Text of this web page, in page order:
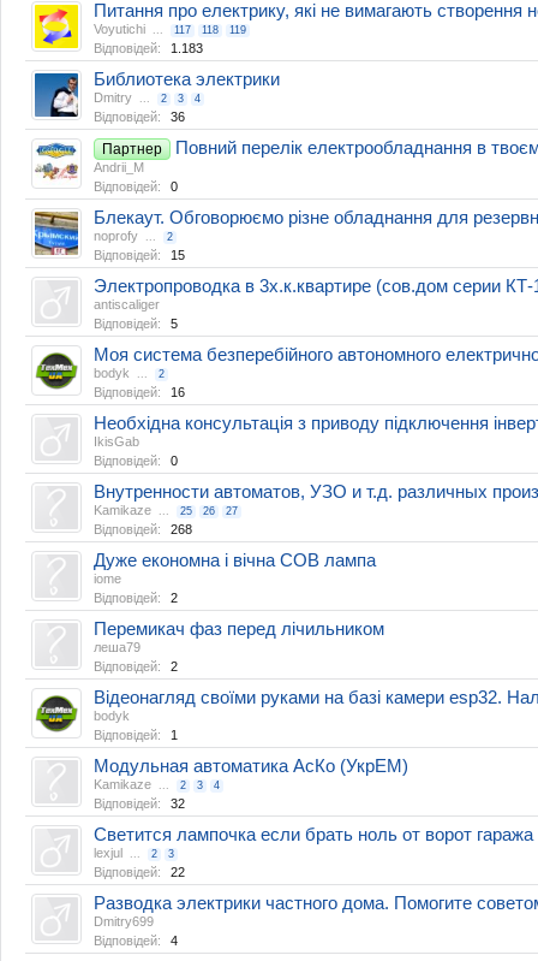
Питання про електрику, які не вимагають створення
Voyutichi ... 117 118 119
Відповідей: 1.183
Библиотека электрики
Dmitry ... 2 3 4
Відповідей: 36
Партнер Повний перелік електрообладнання в
Andrii_M
Відповідей:
0
Блекаут. Обговорюємо різне обладнання для
noprofy ... 2
Відповідей: 15
Электропроводка в 3х.к.квартире (сов.дом серии КТ-
antiscaliger
Відповідей:
5
Моя система безперебійного автономного
bodyk ... 2
Відповідей: 16
Необхідна консультація з приводу підключення
IkisGab
Відповідей:
0
Внутренности автоматов, УЗО и т.д. различных
Kamikaze ... 25 26 27
Відповідей: 268
Дуже економна і вічна COB лампа
iome
Відповідей:
2
Перемикач фаз перед лічильником
леша79
Відповідей:
2
Відеонагляд своїми руками на базі камери esp32.
bodyk
Відповідей:
1
Модульная автоматика АсКо (УкрЕМ)
Kamikaze ... 2 3 4
Відповідей: 32
Светится лампочка если брать ноль от ворот гаража
lexjul ... 2 3
Відповідей: 22
Разводка электрики частного дома. Помогите
Dmitry699
Відповідей:
4